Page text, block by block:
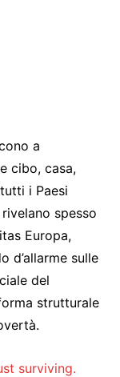
a
cibo, casa,
i Paesi
spesso
Europa,
d’allarme sulle
del
strutturale
surviving.